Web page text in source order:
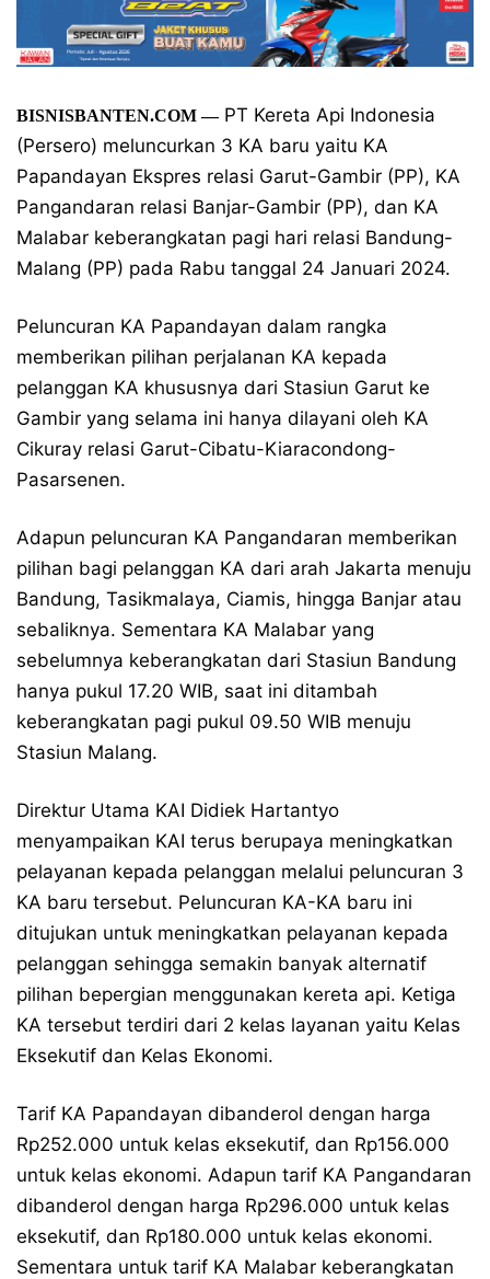
BISNISBANTEN.COM —PT Kereta Api Indonesia
(Persero) meluncurkan 3 KA baru yaitu KA
Papandayan Ekspres relasi Garut-Gambir (PP), KA
Pangandaran relasi Banjar-Gambir (PP), dan KA
Malabar keberangkatan pagi hari relasi Bandung-
Malang (PP) pada Rabu tanggal 24 Januari 2024.
Peluncuran KA Papandayan dalam rangka
memberikan pilihan perjalanan KA kepada
pelanggan KA khususnya dari Stasiun Garut ke
Gambir yang selama ini hanya dilayani oleh KA
Cikuray relasi Garut-Cibatu-Kiaracondong-
Pasarsenen.
Adapun peluncuran KA Pangandaran memberikan
pilihan bagi pelanggan KA dari arah Jakarta menuju
Bandung, Tasikmalaya, Ciamis, hingga Banjar atau
sebaliknya. Sementara KA Malabar yang
sebelumnya keberangkatan dari Stasiun Bandung
hanya pukul 17.20 WIB, saat ini ditambah
keberangkatan pagi pukul 09.50 WIB menuju
Stasiun Malang.
Direktur Utama KAI Didiek Hartantyo
menyampaikan KAI terus berupaya meningkatkan
pelayanan kepada pelanggan melalui peluncuran 3
KA baru tersebut. Peluncuran KA-KA baru ini
ditujukan untuk meningkatkan pelayanan kepada
pelanggan sehingga semakin banyak alternatif
pilihan bepergian menggunakan kereta api. Ketiga
KA tersebut terdiri dari 2 kelas layanan yaitu Kelas
Eksekutif dan Kelas Ekonomi.
Tarif KA Papandayan dibanderol dengan harga
Rp252.000 untuk kelas eksekutif, dan Rp156.000
untuk kelas ekonomi. Adapun tarif KA Pangandaran
dibanderol dengan harga Rp296.000 untuk kelas
eksekutif, dan Rp180.000 untuk kelas ekonomi.
Sementara untuk tarif KA Malabar keberangkatan